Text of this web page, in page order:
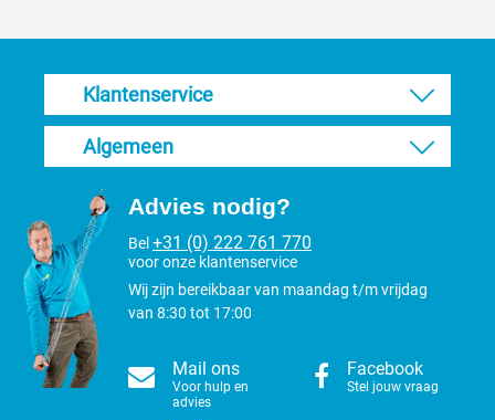
Klantenservice
Algemeen
Advies nodig?
Bel +31 (0) 222 761 770
voor onze klantenservice
Wij zijn bereikbaar van maandag t/m vrijdag
van 8:30 tot 17:00
Mail ons
Voor hulp en
advies
Facebook
Stel jouw vraag